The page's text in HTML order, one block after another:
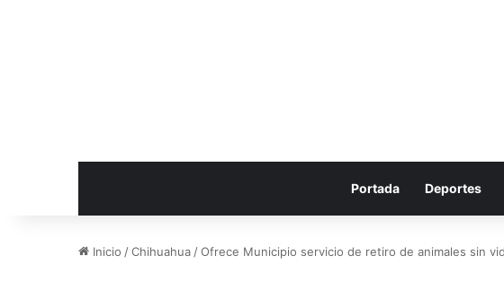
Portada Deportes
Inicio /Chihuahua /Ofrece Municipio servicio de retiro de animales sin